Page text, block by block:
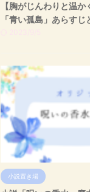
【胸がじんわりと温
「青い孤島」あらすじ
小説置き場